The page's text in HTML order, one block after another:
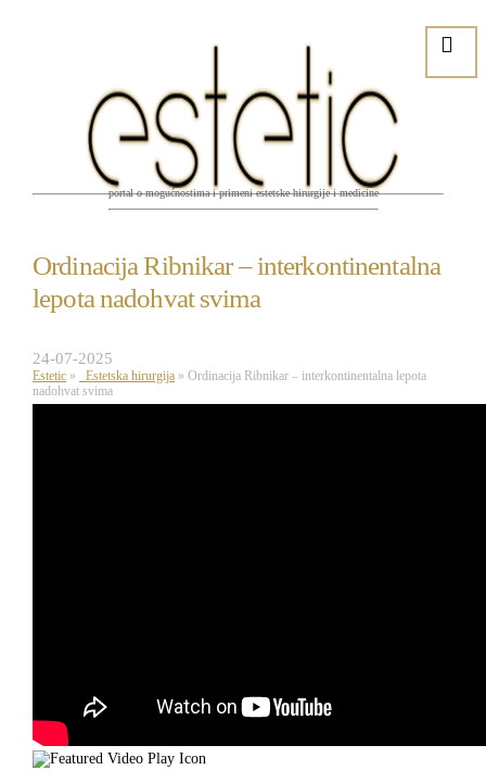
portal o mogućnostima i primeni estetske hirurgije i medicine
Ordinacija Ribnikar – interkontinentalna
lepota nadohvat svima
24-07-2025
Estetic » Estetska hirurgija » Ordinacija Ribnikar – interkontinentalna lepota
nadohvat svima